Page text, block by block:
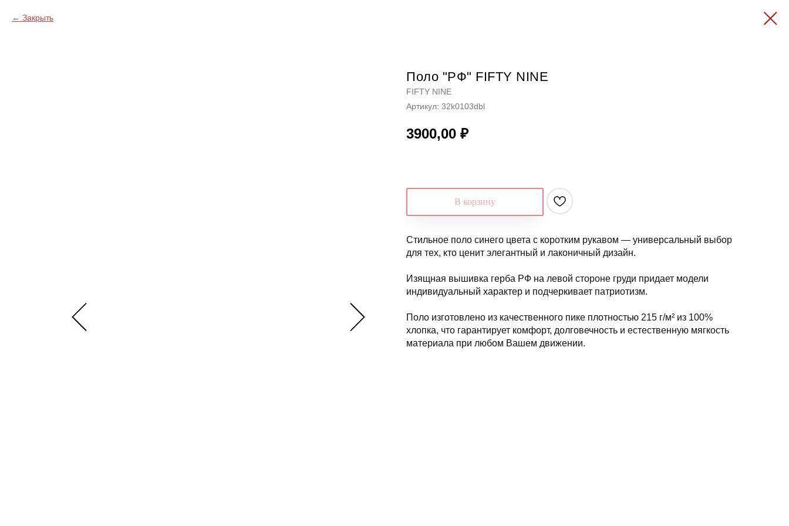
Закрыть
Поло "РФ" FIFTY NINE
FIFTY NINE
Артикул: 32k0103dbl
3900,00 ₽
В корзину
Стильное поло синего цвета с коротким рукавом — универсальный выбор
для тех, кто ценит элегантный и лаконичный дизайн.
Изящная вышивка герба РФ на левой стороне груди придает модели
индивидуальный характер и подчеркивает патриотизм.
Поло изготовлено из качественного пике плотностью 215 г/м² из 100%
хлопка, что гарантирует комфорт, долговечность и естественную мягкость
материала при любом Вашем движении.